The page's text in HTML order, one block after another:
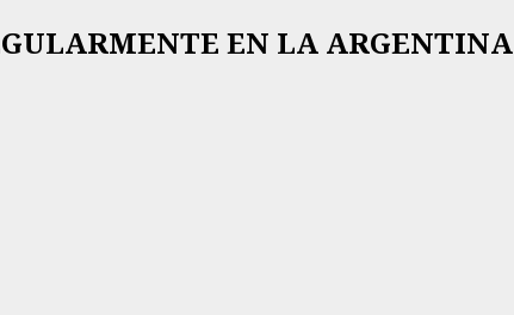
EN LA ARGENTINA